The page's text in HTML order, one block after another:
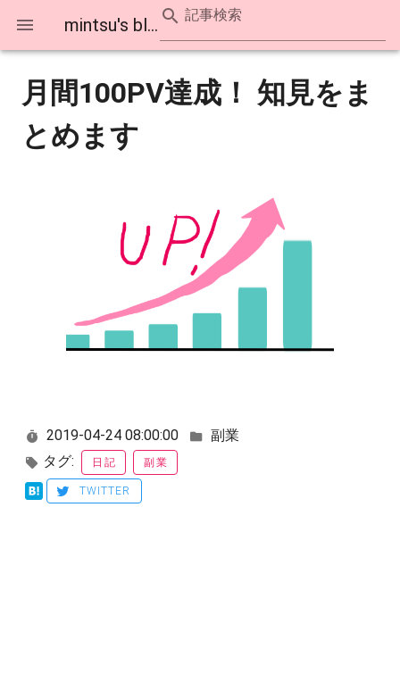
mintsu's blog 記事検索
月間100PV達成！ 知見をま
とめます
2019-04-24 08:00:00
副業
タグ:
日記 副業
TWITTER